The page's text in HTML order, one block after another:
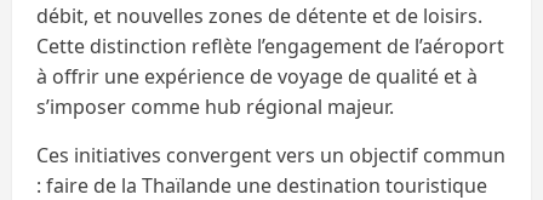
débit, et nouvelles zones de détente et de loisirs.
Cette distinction reflète l’engagement de l’aéroport
à offrir une expérience de voyage de qualité et à
s’imposer comme hub régional majeur.
Ces initiatives convergent vers un objectif commun
: faire de la Thaïlande une destination touristique